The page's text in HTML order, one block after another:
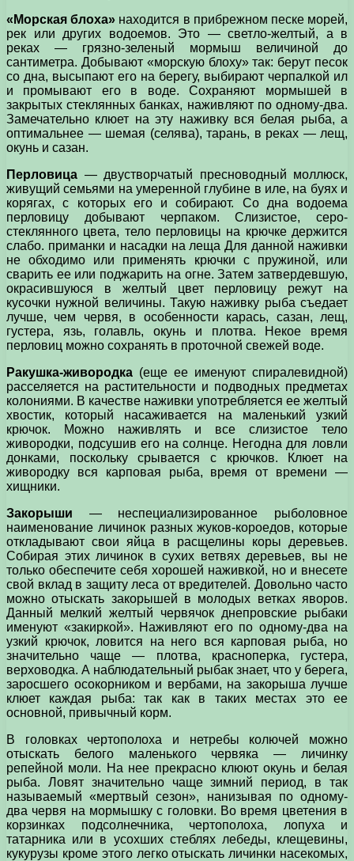
«Морская блоха» находится в прибрежном песке морей,
рек или других водоемов. Это — светло-желтый, а в
реках — грязно-зеленый мормыш величиной до
сантиметра. Добывают «морскую блоху» так: берут песок
со дна, высыпают его на берегу, выбирают черпалкой ил
и промывают его в воде. Сохраняют мормышей в
закрытых стеклянных банках, наживляют по одному-два.
Замечательно клюет на эту наживку вся белая рыба, а
оптимальнее — шемая (селява), тарань, в реках — лещ,
окунь и сазан.
Перловица — двустворчатый пресноводный моллюск,
живущий семьями на умеренной глубине в иле, на буях и
корягах, с которых его и собирают. Со дна водоема
перловицу добывают черпаком. Слизистое, серо-
стеклянного цвета, тело перловицы на крючке держится
слабо. приманки и насадки на леща Для данной наживки
не­ обходимо или применять крючки с пружиной, или
сварить ее или поджарить на огне. Затем затвердевшую,
окрасившуюся в желтый цвет перловицу режут на
кусочки нужной величины. Такую наживку рыба съедает
лучше, чем червя, в особенности карась, сазан, лещ,
густера, язь, голавль, окунь и плотва. Некое время
перловиц можно сохранять в проточной свежей воде.
Ракушка-живородка (еще ее именуют спиралевидной)
расселяется на растительности и подводных предметах
колониями. В качестве наживки употребляется ее желтый
хвостик, который насаживается на маленький узкий
крючок. Можно наживлять и все слизистое тело
живородки, подсушив его на солнце. Негодна для ловли
донками, поскольку срывается с крючков. Клюет на
живородку вся карповая рыба, время от времени —
хищники.
Закорыши — неспециализированное рыболовное
наименование личинок разных жуков-короедов, которые
откладывают свои яйца в расщелины коры деревьев.
Собирая этих личинок в сухих ветвях деревьев, вы не
только обеспечите себя хорошей наживкой, но и внесете
свой вклад в защиту леса от вредителей. Довольно часто
можно отыскать закорышей в молодых ветках яворов.
Данный мелкий желтый червячок днепровские рыбаки
именуют «закиркой». Наживляют его по одному-два на
узкий крючок, ловится на него вся карповая рыба, но
значительно чаще — плотва, красноперка, густера,
верховодка. А наблюдательный рыбак знает, что у берега,
заросшего осокорником и вербами, на закорыша лучше
клюет каждая рыба: так как в таких местах это ее
основной, привычный корм.
В головках чертополоха и нетребы колючей можно
отыскать белого маленького червяка — личинку
репейной моли. На нее прекрасно клюют окунь и белая
рыба. Ловят значительно чаще зимний период, в так
называемый «мертвый сезон», нанизывая по одному-
два червя на мормышку с головки. Во время цветения в
корзинках подсолнечника, чертополоха, лопуха и
татарника или в усохших стеблях лебеды, клещевины,
кукурузы кроме этого легко отыскать личинки насекомых,